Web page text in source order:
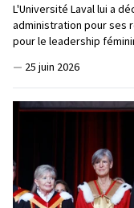
L'Université Laval lui a
administration pour ses
pour le leadership
— 25 juin 2026